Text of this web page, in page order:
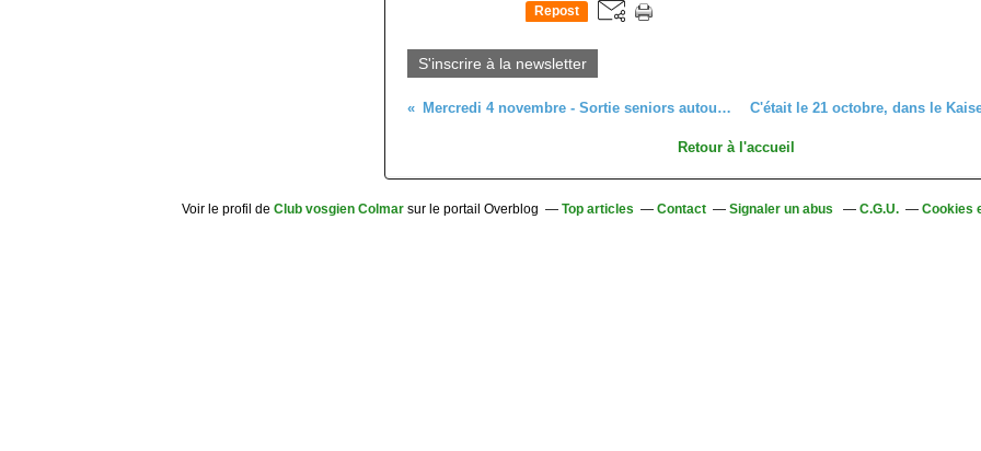
Repost
S'inscrire à la newsletter
Mercredi 4 novembre - Sortie seniors autour du Hahnenberg
Retour à l'accueil
Voir le profil de Club vosgien Colmar sur le portail Overblog Top articles Contact Signaler un abus C.G.U. Cookies